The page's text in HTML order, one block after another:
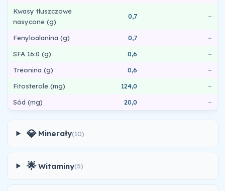
Kwasy tłuszczowe
nasycone (g)
0,7 –
Fenyloalanina (g) 0,7
–
SFA 16:0 (g)
0,6
–
Treonina (g)
0,6
–
Fitosterole (mg)
124,0
–
Sód (mg)
20,0 –
💎 Minerały(10)
🌟 Witaminy(5)